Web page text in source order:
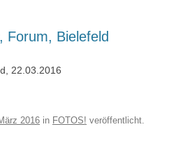
Forum, Bielefeld
22.03.2016
2016 in FOTOS! veröffentlicht.